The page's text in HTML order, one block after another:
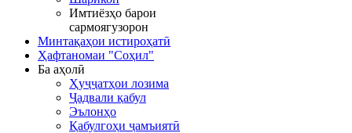
Имтиёзҳо барои
сармоягузорон
Минтақаҳои истироҳатӣ
Ҳафтаномаи "Соҳил"
Ба аҳолӣ
Ҳуҷҷатҳои лозима
Ҷадвали қабул
Эълонҳо
Қабулгоҳи ҷамъиятӣ